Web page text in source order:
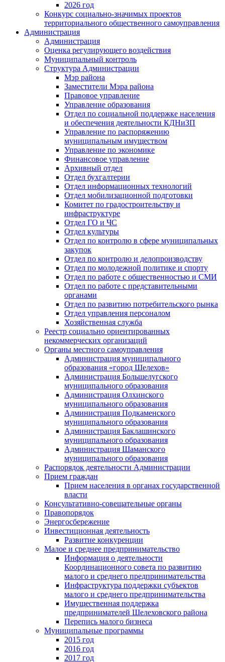
2026 год
Конкурс социально-значимых проектов
территориального общественного самоуправления
Администрация
Администрация
Оценка регулирующего воздействия
Муниципальный контроль
Структура Администрации
Мэр района
Заместители Мэра района
Правовое управление
Управление образования
Отдел по социальной поддержке населения
и обеспечения деятельности КДНиЗП
Управление по распоряжению
муниципальным имуществом
Управление по экономике
Финансовое управление
Архивный отдел
Отдел бухгалтерии
Отдел информационных технологий
Отдел мобилизационной подготовки
Комитет по градостроительству и
инфраструктуре
Отдел ГО и ЧС
Отдел культуры
Отдел по контролю в сфере муниципальных
закупок
Отдел по контролю и делопроизводству
Отдел по молодежной политике и спорту
Отдел по работе с общественностью и СМИ
Отдел по работе с представительными
органами
Отдел по развитию потребительского рынка
Отдел управления персоналом
Хозяйственная служба
Реестр социально ориентированных
некоммерческих организаций
Органы местного самоуправления
Администрация муниципального
образования «город Шелехов»
Администрация Большелугского
муниципального образования
Администрация Олхинского
муниципального образования
Администрация Подкаменского
муниципального образования
Администрация Баклашинского
муниципального образования
Администрация Шаманского
муниципального образования
Распорядок деятельности Администрации
Прием граждан
Прием населения в органах государственной
власти
Консультативно-совещательные органы
Правопорядок
Энергосбережение
Инвестиционная деятельность
Развитие конкуренции
Малое и среднее предпринимательство
Информация о деятельности
Координационного совета по развитию
малого и среднего предпринимательства
Инфраструктура поддержки субъектов
малого и среднего предпринимательства
Имущественная поддержка
предпринимателей Шелеховского района
Перепись малого бизнеса
Муниципальные программы
2015 год
2016 год
2017 год